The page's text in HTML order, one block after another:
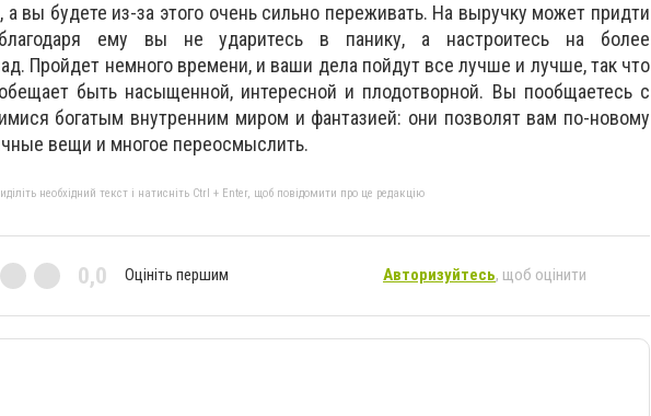
вы будете из-за этого очень сильно переживать. На выручку может придти
ему вы не ударитесь в панику, а настроитесь на более
Пройдет немного времени, и ваши дела пойдут все лучше и лучше, так что
быть насыщенной, интересной и плодотворной. Вы пообщаетесь с
богатым внутренним миром и фантазией: они позволят вам по-новому
вещи и многое переосмыслить.
необхідний текст і натисніть Ctrl + Enter, щоб повідомити про це редакцію
0,0 Оцініть першим Авторизуйтесь, щоб оцінити